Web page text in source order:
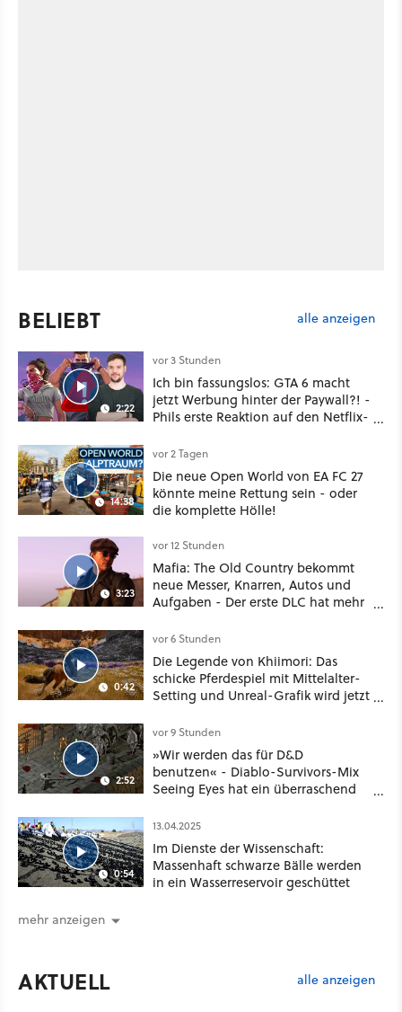
BELIEBT alle anzeigen
2:22
vor 3 Stunden
Ich bin fassungslos: GTA 6 macht
jetzt Werbung hinter der Paywall?! -
Phils erste Reaktion auf den Netflix-
14:38
vor 2 Tagen
Die neue Open World von EA FC 27
könnte meine Rettung sein - oder
die komplette Hölle!
3:23
vor 12 Stunden
Mafia: The Old Country bekommt
neue Messer, Knarren, Autos und
Aufgaben - Der erste DLC hat mehr
0:42
vor 6 Stunden
Die Legende von Khiimori: Das
schicke Pferdespiel mit Mittelalter-
Setting und Unreal-Grafik wird jetzt
2:52
vor 9 Stunden
»Wir werden das für D&D
benutzen« - Diablo-Survivors-Mix
Seeing Eyes hat ein überraschend
0:54
13.04.2025
Im Dienste der Wissenschaft:
Massenhaft schwarze Bälle werden
in ein Wasserreservoir geschüttet
mehr anzeigen
AKTUELL alle anzeigen